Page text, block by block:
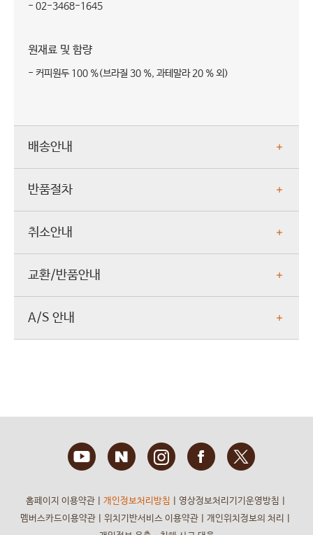
- 02-3468-1645
원재료 및 함량
- 커피원두 100 %(브라질 30 %, 과테말라 20 % 외)
배송안내
반품절차
취소안내
교환/반품안내
A/S 안내
홈페이지 이용약관ㅣ 개인정보처리방침 영상정보처리기기운영방침
멤버스카드이용약관
위치기반서비스 이용약관 개인위치정보의 처리